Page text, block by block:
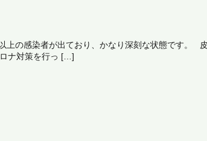
上の感染者が出ており、かなり深刻な状態です。
ナ対策を行っ […]